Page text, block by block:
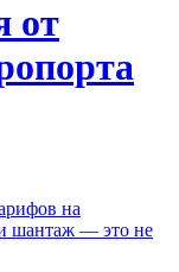
от
на
и шантаж — это не